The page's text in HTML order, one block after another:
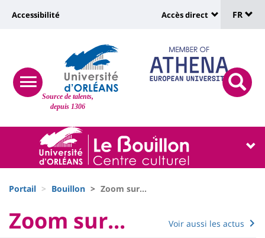
Site
Source de talents,
depuis 1306
Université
Recherche
responsive
menu
button
Université
vers
page
accessibilité
Accessibilité
:
Shortcut
links
Accès direct
de
FR
Université
Block
liste
des
d'Ariane
Portail Bouillon Zoom sur...
University
Titre
Zoom sur... Voir aussi les actus